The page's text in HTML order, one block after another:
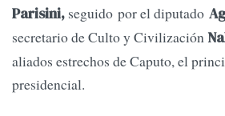
Parisini, seguido por el diputado
secretario de Culto y Civilización
aliados estrechos de Caputo, el
presidencial.